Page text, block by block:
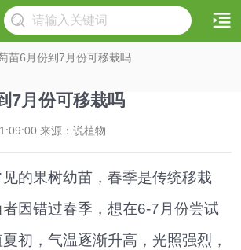
苗6月份到7月份可移栽吗
7月份可移栽吗
来源：说植物
果树幼苗，春季是传统移栽
因错过春季，想在6-7月份尝试
初，气温逐渐升高，光照强烈，